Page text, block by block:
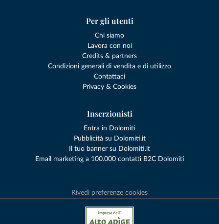
Per gli utenti
Chi siamo
Lavora con noi
Credits & partners
Condizioni generali di vendita e di utilizzo
Contattaci
Privacy & Cookies
Inserzionisti
Entra in Dolomiti
Pubblicità su Dolomiti.it
Il tuo banner su Dolomiti.it
Email marketing a 100.000 contatti B2C Dolomiti
Rivedi preferenze cookies